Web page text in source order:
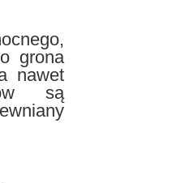
grona
nawet
są